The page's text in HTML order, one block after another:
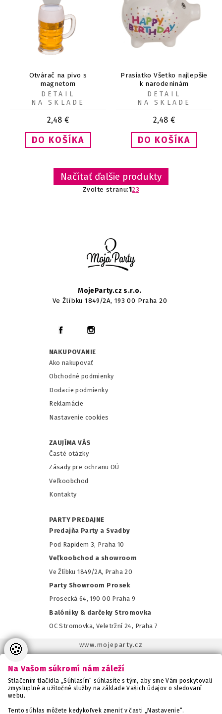
Otvárač na pivo s
magnetom
2,48 €
DETAIL
NA SKLADE
Prasiatko Všetko najlepšie
k narodeninám
2,48 €
DETAIL
NA SKLADE
Načítať ďalšie produkty
Zvolte stranu:123
MojeParty.cz s.r.o.
Ve Žlíbku 1849/2A, 193 00 Praha 20
NAKUPOVANIE
Ako nakupovať
Obchodné podmienky
Dodacie podmienky
Reklamácie
Nastavenie cookies
ZAUJÍMA VÁS
Časté otázky
Zásady pre ochranu OÚ
Veľkoobchod
Kontakty
PARTY PREDAJNE
Predajňa Party a Svadby
Pod Rapidem 3, Praha 10
Veľkoobchod a showroom
Ve Žlíbku 1849/2A, Praha 20
Party Showroom Prosek
Prosecká 64, 190 00 Praha 9
Balóniky & darčeky Stromovka
OC Stromovka, Veletržní 24, Praha 7
www.mojeparty.cz
www.svatebnivyzdoba.cz
www.detskaparty.cz
www.potiskbalonku.cz
🍪
Na Vašom súkromí nám záleží
Stlačením tlačidla „Súhlasím“ súhlasíte s tým, aby sme Vám poskytovali
zmysluplné a užitočné služby na základe Vašich údajov o sledovaní
webu.
Tento súhlas môžete kedykoľvek zmeniť v časti „Nastavenie“.